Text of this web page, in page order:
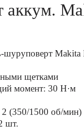
шуруповерт
щетками
момент: 30 Н·м
2 (350/1500 об/мин)
шт.